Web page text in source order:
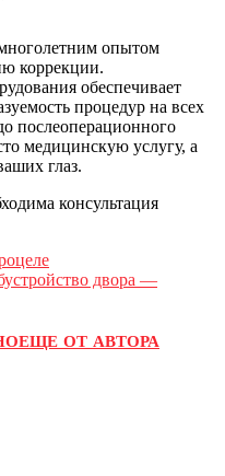
опытом
коррекции.
обеспечивает
процедур на всех
послеоперационного
медицинскую услугу, а
глаз.
консультация
двора —
ЕЩЕ ОТ АВТОРА